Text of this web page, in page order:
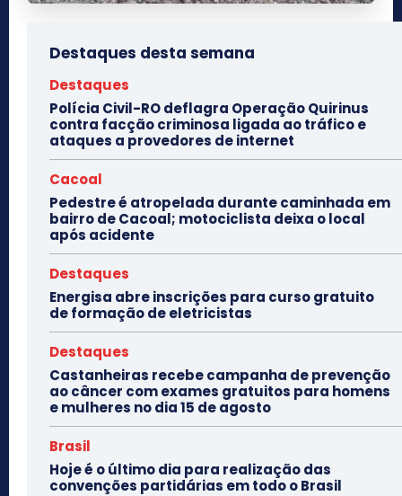
Destaques desta semana
Destaques
Polícia Civil-RO deflagra Operação Quirinus
contra facção criminosa ligada ao tráfico e
ataques a provedores de internet
Cacoal
Pedestre é atropelada durante caminhada em
bairro de Cacoal; motociclista deixa o local
após acidente
Destaques
Energisa abre inscrições para curso gratuito
de formação de eletricistas
Destaques
Castanheiras recebe campanha de prevenção
ao câncer com exames gratuitos para homens
e mulheres no dia 15 de agosto
Brasil
Hoje é o último dia para realização das
convenções partidárias em todo o Brasil